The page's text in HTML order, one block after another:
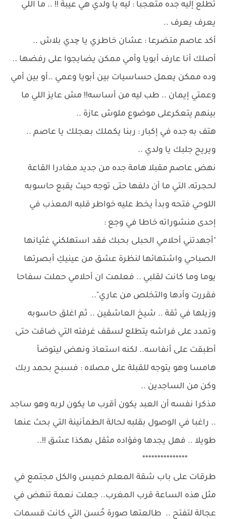
تطلع إليه جده متعجبا : ليه يا ولدي هي عيبة !! .. ما اللي
يعرف يعرف ..
أكد عاصم متضرعا : عشان خاطري يا چدي بلاش ..
أصلك أنا عارف أبويا وأمي ممكن يضايجوا على رفضها ..
وده ممكن يعمل حساسيات بين أبويا وعمي ..أو بين أمي
وعمتي إيمان .. طب ليه من أساسه!! مش عايز اللي ما
بينهم يتعكرعلى موضوع ملوش عازة ..
هتف به جده في إكبار : ربنا يكملك بعجلك يا عاصم ..
ويريح جلبك يا ولدي ..
نهض عاصم مقبلا هامة جده من جديد مغادرا القاعة
لحجرته، التي ما أن دلفها حتى توجه حيث يقبع حاسوبه
اللوحي فتحه وبدأ يخط عليه خواطر قلبه المعذب في
إحدى منشوراته خاطا في وجع :
"أجهدتني أحلامي الحبلى بحبك فقد استهلكني غثيانها
الصباحي واشتهائها لنظرة عشق من عينيكِ أبصرتها
يوما وما كانت لقلبي .. فعلمت ان أحلامي حملت سفاحا
فقررت وأدها والتخلص من عاري"..
وزيلها في ثقة .. شيخ العاشقين .. ثم اغلق حاسوبه
وتمدد على فراشه يتطلع لسقف غرفته التي ضاقت حتى
أطبقت على أنفاسه.. لكنه استعاذ ونهض ليتوضأ
هامسا وهو يتوجه للقبلة على مصلاه : فسبح بحمد ربك
وكن من الساجدين ..
مذكرا نفسه أن العبد يكون أقرب ما يكون لربه وهو ساجد
.. راغبا في الوصول بقلبه لحالة الطمأنينة التي بحث عنها
طويلا .. فهل يجدها وفؤاده مثقل بهكذا عشق !!..
***************
طرقات على باب شقة المعلم خميس والكل مجتمع في
مثل هذه الساعة قرب المغرب.. جعلت نعمة تنهض في
عجالة لتفتح .. طالعتها صورة حُسن التي كانت قسمات